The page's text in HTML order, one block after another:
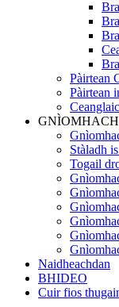
Pàirtean
Pàirtean
Stàladh
Togail
Naidheachdan
BHIDEO
Cuir fios